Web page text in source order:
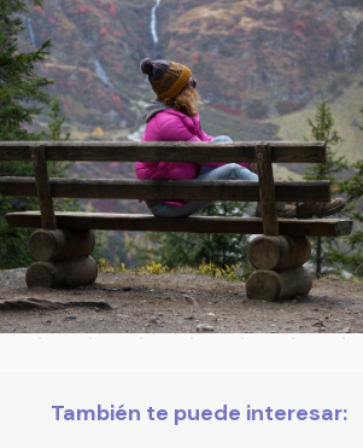
También te puede interesar: